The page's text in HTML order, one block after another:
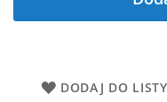
DODAJ DO